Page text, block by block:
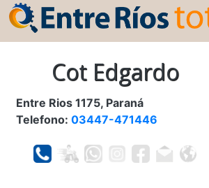
Cot Edgardo
Entre Rios 1175, Paraná
Telefono: 03447-471446